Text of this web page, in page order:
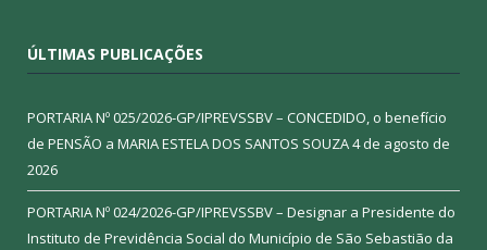
ÚLTIMAS PUBLICAÇÕES
PORTARIA Nº 025/2026-GP/IPREVSSBV – CONCEDIDO, o benefício
de PENSÃO a MARIA ESTELA DOS SANTOS SOUZA4 de agosto de
2026
PORTARIA Nº 024/2026-GP/IPREVSSBV – Designar a Presidente do
Instituto de Previdência Social do Município de São Sebastião da